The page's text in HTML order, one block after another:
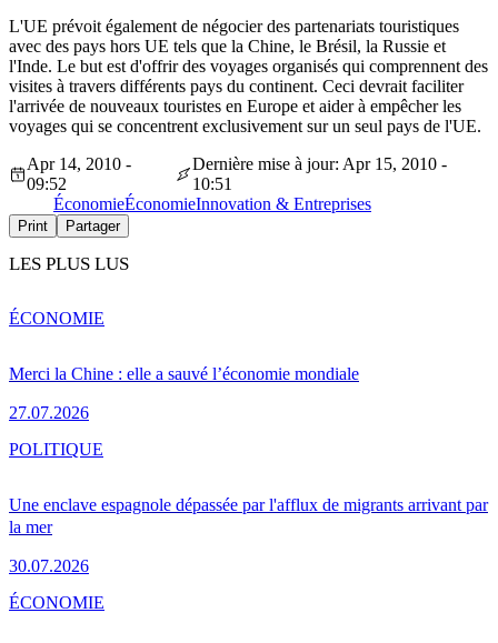
L'UE prévoit également de négocier des partenariats touristiques
avec des pays hors UE tels que la Chine, le Brésil, la Russie et
l'Inde. Le but est d'offrir des voyages organisés qui comprennent des
visites à travers différents pays du continent. Ceci devrait faciliter
l'arrivée de nouveaux touristes en Europe et aider à empêcher les
voyages qui se concentrent exclusivement sur un seul pays de l'UE.
Apr 14, 2010 -
09:52
Dernière mise à jour: Apr 15, 2010 -
10:51
ÉconomieÉconomieInnovation & Entreprises
Print Partager
LES PLUS LUS
Merci la Chine : elle a sauvé l’économie mondiale
27.07.2026
ÉCONOMIE
Une enclave espagnole dépassée par l'afflux de migrants arrivant par
la mer
30.07.2026
POLITIQUE
ÉCONOMIE